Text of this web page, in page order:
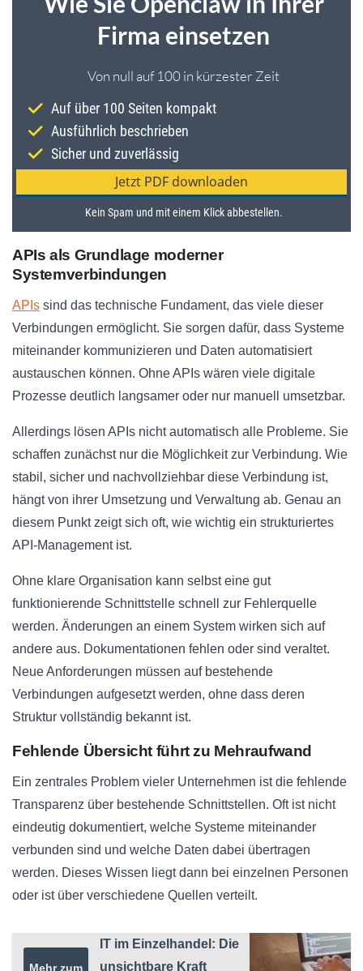
APIs als Grundlage moderner
Systemverbindungen
APIs sind das technische Fundament, das viele dieser
Verbindungen ermöglicht. Sie sorgen dafür, dass Systeme
miteinander kommunizieren und Daten automatisiert
austauschen können. Ohne APIs wären viele digitale
Prozesse deutlich langsamer oder nur manuell umsetzbar.
Allerdings lösen APIs nicht automatisch alle Probleme. Sie
schaffen zunächst nur die Möglichkeit zur Verbindung. Wie
stabil, sicher und nachvollziehbar diese Verbindung ist,
hängt von ihrer Umsetzung und Verwaltung ab. Genau an
diesem Punkt zeigt sich oft, wie wichtig ein strukturiertes
API-Management ist.
Ohne klare Organisation kann selbst eine gut
funktionierende Schnittstelle schnell zur Fehlerquelle
werden. Änderungen an einem System wirken sich auf
andere aus. Dokumentationen fehlen oder sind veraltet.
Neue Anforderungen müssen auf bestehende
Verbindungen aufgesetzt werden, ohne dass deren
Struktur vollständig bekannt ist.
Fehlende Übersicht führt zu Mehraufwand
Ein zentrales Problem vieler Unternehmen ist die fehlende
Transparenz über bestehende Schnittstellen. Oft ist nicht
eindeutig dokumentiert, welche Systeme miteinander
verbunden sind und welche Daten dabei übertragen
werden. Dieses Wissen liegt dann bei einzelnen Personen
oder ist über verschiedene Quellen verteilt.
Mehr zum
IT im Einzelhandel: Die
unsichtbare Kraft